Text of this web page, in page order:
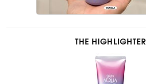
THE HIGHLIGHTER